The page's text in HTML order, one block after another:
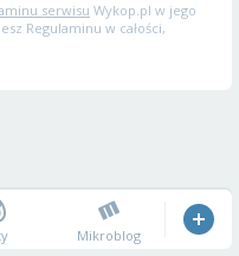
serwisu Wykop.pl w jego
Regulaminu w całości,
Mikroblog